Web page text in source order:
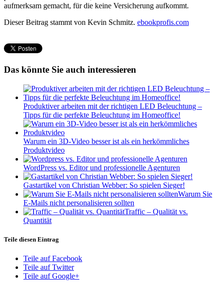
aufmerksam gemacht, für die keine Versicherung aufkommt.
Dieser Beitrag stammt von Kevin Schmitz. ebookprofis.com
Das könnte Sie auch interessieren
Produktiver arbeiten mit der richtigen LED Beleuchtung –
Tipps für die perfekte Beleuchtung im Homeoffice!
Warum ein 3D-Video besser ist als ein herkömmliches
Produktvideo
WordPress vs. Editor und professionelle Agenturen
Gastartikel von Christian Webber: So spielen Sieger!
Warum Sie
E-Mails nicht personalisieren sollten
Traffic – Qualität vs.
Quantität
Teile diesen Eintrag
Teile auf Facebook
Teile auf Twitter
Teile auf Google+